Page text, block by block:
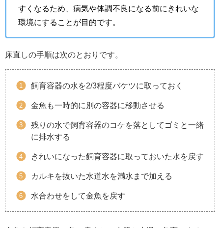
すくなるため、病気や体調不良になる前にきれいな
環境にすることが目的です。
床直しの手順は次のとおりです。
飼育容器の水を2/3程度バケツに取っておく
金魚も一時的に別の容器に移動させる
残りの水で飼育容器のコケを落としてゴミと一緒
に排水する
きれいになった飼育容器に取っておいた水を戻す
カルキを抜いた水道水を満水まで加える
水合わせをして金魚を戻す